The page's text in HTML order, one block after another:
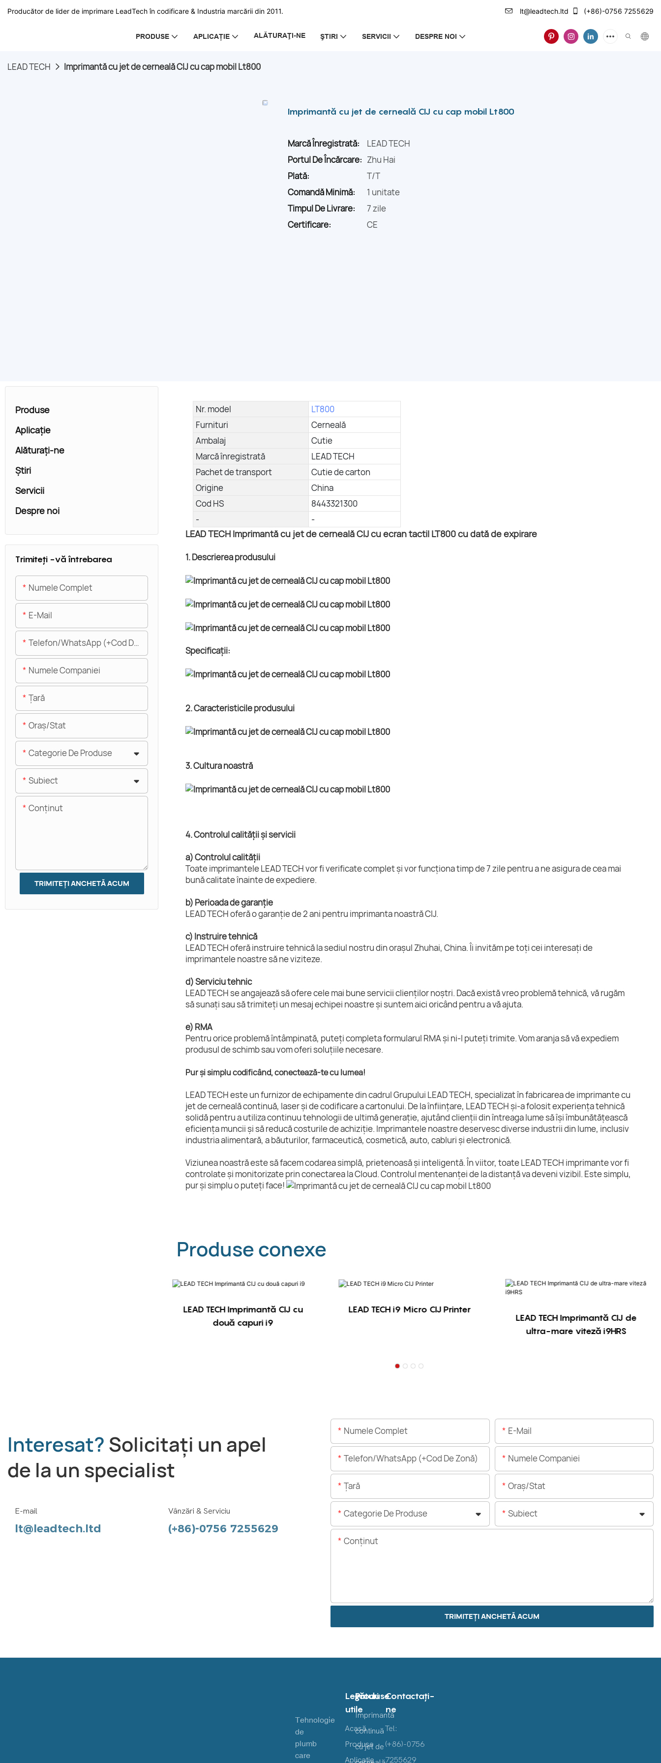
Producător de lider de imprimare LeadTech în codificare & Industria marcării din 2011. lt@leadtech.ltd (+86)-0756 7255629
PRODUSE APLICAȚIE ALĂTURAŢI-NE ŞTIRI SERVICII DESPRE NOI
LEAD TECH Imprimantă cu jet de cerneală CIJ cu cap mobil Lt800
Imprimantă cu jet de cerneală CIJ cu cap mobil Lt800
Marcă Înregistrată:
LEAD TECH
Portul De Încărcare: Zhu Hai
Plată:
T/T
Comandă Minimă:
1 unitate
Timpul De Livrare:
7 zile
Certificare:
CE
Nr. model
LT800
Furnituri
Cerneală
Ambalaj
Cutie
Marcă înregistrată
LEAD TECH
Pachet de transport
Cutie de carton
Origine
China
Cod HS
8443321300
-
-
LEAD TECH Imprimantă cu jet de cerneală CIJ cu ecran tactil LT800 cu dată de expirare
1. Descrierea produsului
Specificații:
2. Caracteristicile produsului
3. Cultura noastră
4. Controlul calității și servicii
a) Controlul calității
Toate imprimantele LEAD TECH vor fi verificate complet și vor funcționa timp de 7 zile pentru a ne asigura de cea mai
bună calitate înainte de expediere.
b) Perioada de garanție
LEAD TECH oferă o garanție de 2 ani pentru imprimanta noastră CIJ.
c) Instruire tehnică
LEAD TECH oferă instruire tehnică la sediul nostru din orașul Zhuhai, China. Îi invităm pe toți cei interesați de
imprimantele noastre să ne viziteze.
d) Serviciu tehnic
LEAD TECH se angajează să ofere cele mai bune servicii clienților noștri. Dacă există vreo problemă tehnică, vă rugăm
să sunați sau să trimiteți un mesaj echipei noastre și suntem aici oricând pentru a vă ajuta.
e) RMA
Pentru orice problemă întâmpinată, puteți completa formularul RMA și ni-l puteți trimite. Vom aranja să vă expediem
produsul de schimb sau vom oferi soluțiile necesare.
Pur și simplu codificând, conectează-te cu lumea!
LEAD TECH este un furnizor de echipamente din cadrul Grupului LEAD TECH, specializat în fabricarea de imprimante cu
jet de cerneală continuă, laser și de codificare a cartonului. De la înființare, LEAD TECH și-a folosit experiența tehnică
solidă pentru a utiliza continuu tehnologii de ultimă generație, ajutând clienții din întreaga lume să își îmbunătățească
eficiența muncii și să reducă costurile de achiziție. Imprimantele noastre deservesc diverse industrii din lume, inclusiv
industria alimentară, a băuturilor, farmaceutică, cosmetică, auto, cabluri și electronică.
Viziunea noastră este să facem codarea simplă, prietenoasă și inteligentă. În viitor, toate LEAD TECH imprimante vor fi
controlate și monitorizate prin conectarea la Cloud. Controlul mentenanței de la distanță va deveni vizibil. Este simplu,
pur și simplu o puteți face!
Produse conexe
LEAD TECH Imprimantă CIJ cu
două capuri i9
LEAD TECH i9 Micro CIJ Printer
LEAD TECH Imprimantă CIJ de
ultra-mare viteză i9HRS
Produse
Aplicație
Alăturaţi-ne
Ştiri
Servicii
Despre noi
Trimiteți -vă întrebarea
Numele Complet
E-Mail
Telefon/WhatsApp (+Cod De Zonă)
Numele Companiei
Ţară
Oraș/stat
Categorie De Produse
Subiect
Conţinut
TRIMITEȚI ANCHETĂ ACUM
Interesat? Solicitați un apel
de la un specialist
E-mail
lt@leadtech.ltd
Vânzări & Serviciu
(+86)-0756 7255629
Numele Complet E-Mail
Telefon/WhatsApp (+Cod De Zonă) Numele Companiei
Ţară Oraș/stat
Categorie De Produse Subiect
Conţinut
TRIMITEȚI ANCHETĂ ACUM
Tehnologie
de
plumb
care
Legături
utile
Acasă
Produse
Aplicație
Produse
Imprimantă
continuă
cu jet de
Contactaţi-
ne
Tel:
(+86)-0756
7255629